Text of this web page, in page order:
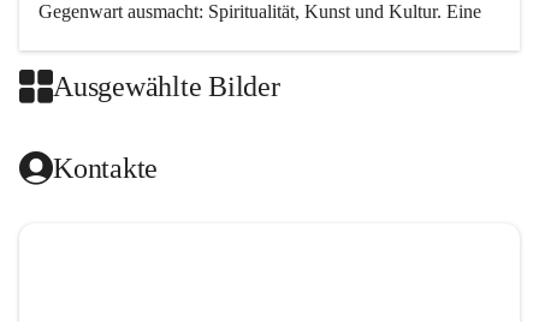
Gegenwart ausmacht: Spiritualität, Kunst und Kultur. Eine
Kirchenmusik, dem kunstvollen Lob Gottes.
Das kirchenmusikalische Festival Cellensis wird seit dem
Ausgewählte Bilder
Kontakte